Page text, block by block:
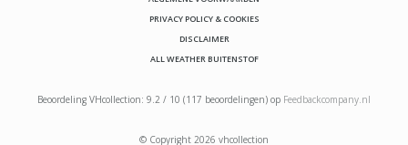
PRIVACY POLICY & COOKIES
DISCLAIMER
ALL WEATHER BUITENSTOF
Beoordeling VHcollection: 9.2 / 10 (117 beoordelingen) op Feedbackcompany.nl
© Copyright 2026 vhcollection